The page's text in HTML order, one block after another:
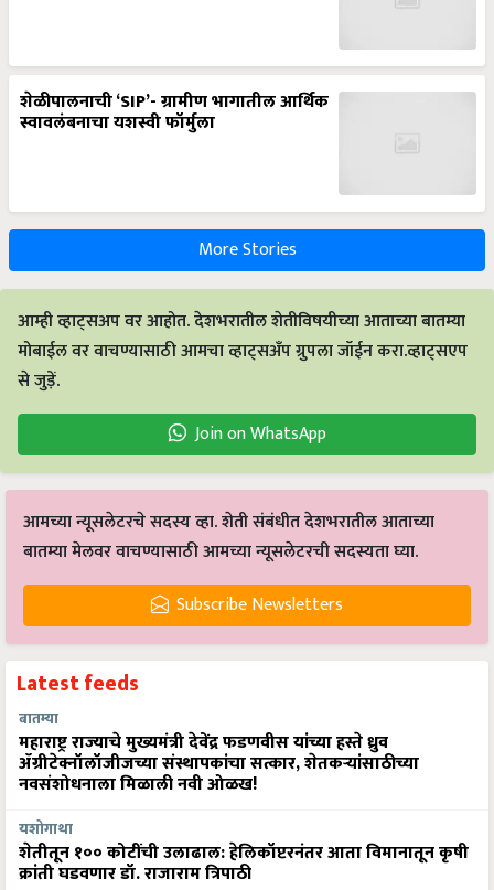
शेळीपालनाची ‘SIP’- ग्रामीण भागातील आर्थिक
स्वावलंबनाचा यशस्वी फॉर्मुला
More Stories
आम्ही व्हाट्सअप वर आहोत. देशभरातील शेतीविषयीच्या आताच्या बातम्या
मोबाईल वर वाचण्यासाठी आमचा व्हाट्सअँप ग्रुपला जॉईन करा.व्हाट्सएप
से जुड़ें.
Join on WhatsApp
आमच्या न्यूसलेटरचे सदस्य व्हा. शेती संबंधीत देशभरातील आताच्या
बातम्या मेलवर वाचण्यासाठी आमच्या न्यूसलेटरची सदस्यता घ्या.
Subscribe Newsletters
Latest feeds
बातम्या
महाराष्ट्र राज्याचे मुख्यमंत्री देवेंद्र फडणवीस यांच्या हस्ते ध्रुव
ॲग्रीटेक्नॉलॉजीजच्या संस्थापकांचा सत्कार, शेतकऱ्यांसाठीच्या
नवसंशोधनाला मिळाली नवी ओळख!
यशोगाथा
शेतीतून १०० कोटींची उलाढाल: हेलिकॉप्टरनंतर आता विमानातून कृषी
क्रांती घडवणार डॉ. राजाराम त्रिपाठी